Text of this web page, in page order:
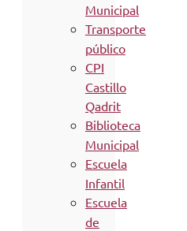
Municipal
Transporte
público
CPI
Castillo
Qadrit
Biblioteca
Municipal
Escuela
Infantil
Escuela
de